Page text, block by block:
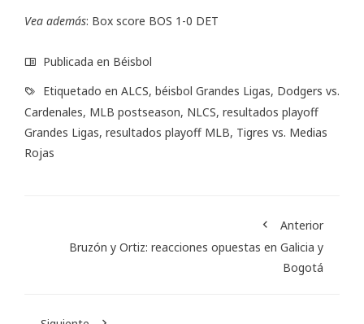
Vea además: Box score BOS 1-0 DET
Publicada en Béisbol
Etiquetado en ALCS, béisbol Grandes Ligas, Dodgers vs.
Cardenales, MLB postseason, NLCS, resultados playoff
Grandes Ligas, resultados playoff MLB, Tigres vs. Medias
Rojas
Anterior
Bruzón y Ortiz: reacciones opuestas en Galicia y
Bogotá